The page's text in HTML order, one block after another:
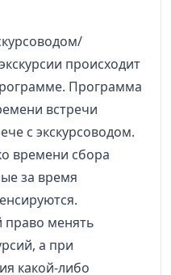
происходит
Программа
встречи
с экскурсоводом.
времени сбора
за время
право менять
а при
какой-либо